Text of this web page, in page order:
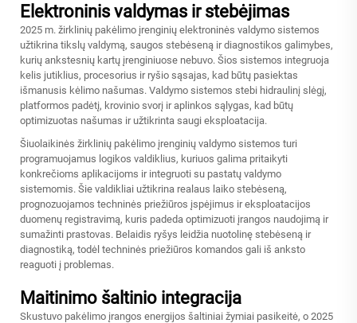
Elektroninis valdymas ir stebėjimas
2025 m. žirklinių pakėlimo įrenginių elektroninės valdymo sistemos
užtikrina tikslų valdymą, saugos stebėseną ir diagnostikos galimybes,
kurių ankstesnių kartų įrenginiuose nebuvo. Šios sistemos integruoja
kelis jutiklius, procesorius ir ryšio sąsajas, kad būtų pasiektas
išmanusis kėlimo našumas. Valdymo sistemos stebi hidraulinį slėgį,
platformos padėtį, krovinio svorį ir aplinkos sąlygas, kad būtų
optimizuotas našumas ir užtikrinta saugi eksploatacija.
Šiuolaikinės žirklinių pakėlimo įrenginių valdymo sistemos turi
programuojamus logikos valdiklius, kuriuos galima pritaikyti
konkrečioms aplikacijoms ir integruoti su pastatų valdymo
sistemomis. Šie valdikliai užtikrina realaus laiko stebėseną,
prognozuojamos techninės priežiūros įspėjimus ir eksploatacijos
duomenų registravimą, kuris padeda optimizuoti įrangos naudojimą ir
sumažinti prastovas. Belaidis ryšys leidžia nuotolinę stebėseną ir
diagnostiką, todėl techninės priežiūros komandos gali iš anksto
reaguoti į problemas.
Maitinimo šaltinio integracija
Skustuvo pakėlimo įrangos energijos šaltiniai žymiai pasikeitė, o 2025